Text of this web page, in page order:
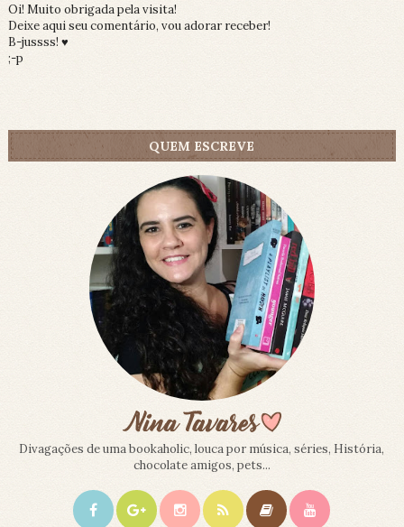
Oi! Muito obrigada pela visita!
Deixe aqui seu comentário, vou adorar receber!
B-jussss! ♥
;-p
QUEM ESCREVE
Divagações de uma bookaholic, louca por música, séries, História,
chocolate amigos, pets...